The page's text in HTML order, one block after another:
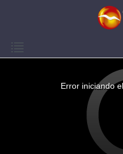
Error iniciando